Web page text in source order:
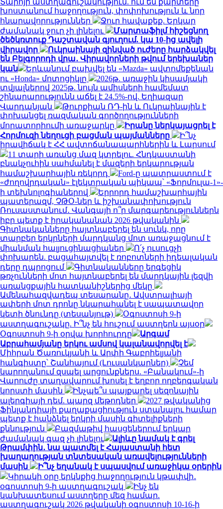
խոստանում հաջողություն, փոփոխություն և նոր
հնարավորություններ
Ջուր հավաքեք. Երկար
ժամանակ ջուր չի լինելու
Մարտաֆիլմ հիշեցնող
ծեծկռտուք Դաշտավան գյուղում. կա 10-ից ավելի
վիրավոր
Ուկրաինայի զինված ուժերը հարձակվել
են Բելգորոդի վրա․ Վիրավորների թվում երեխաներ
կան
Երևանում բախվել են «Mazda» ավտոմեքենան
ու «Honda» մոտոցիկլը
2026թ. առաջին կիսամյակի
տվյալներով 2025թ. նույն ամիսների համեմատ
շինարարությունն աճել է 24.5%-ով. Եղիազար
Վարդանյան
Թուրքիան ՌԴ-ին և Ուկրաինային է
փոխանցել ռազմական գործողությունների
մորատորիումի առաջարկը
Իրանը ներկայացրել է
Հորմուզի նեղուցի բացման պայմանները
Ի՞նչ
իրավիճակ է ՀՀ ավտոճանապարհներին և Լարսում
11 տարի առանց մազ կտրելու. Հնդկաստանի
բնակչուհին սահմանել է մազերի երկարության
համաշխարհային ռեկորդ
Ford-ը պատրաստում է
«ժողովրդական» էլեկտրական պիկապ՝ «Ֆորմուլա-1»-
ի տեխնոլոգիաներով
Երրորդ համաշխարհային
պատերազմ, ՉԹՕ-ներ և իշխանափոխություն
Ռուսաստանում․ Վանգայի ո՞ր մարգարեություններն
իբր պետք է իրականանան 2026 թվականին
Գիտնականները հայտնաբերել են սունկ, որը
տարբեր երկրների մարդկանց մոտ առաջացնում է
միանման հալյուցինացիաներ
Ո՛չ ուսուցչի
փոխարեն. բացահայտվել է ռոբոտների իդեալական
դերը դպրոցում
Գիտնականները երգեցիկ
թռչունների մոտ հայտնաբերել են մարդկային լեզվի
առանցքային հատկանիշներից մեկը
Ամենահազվադեպ տեսարանը․ Ավստրալիայի
ափերի մոտ դրոնը նկարահանել է սապատավոր
կետի ծնունդը (տեսանյութ)
Օգոստոսի 9-ի
աստղագուշակը. Ի՞նչ են հուշում աստղերն այսօր
Օգոստոսի 9-ի օրվա խորհուրդը
Արգամ
Աբրահամյանը երկու ամսով կալանավորվել է
Միհրան Ծառուկյանի և Արփի Գաբրիելյանի
հանգիստը՝ Շանհայում (Լուսանկարներ)
Չեմ
կարողանում զսպել արցունքներս. «Բանակում»-ի
Վարուժը տաղավարում խոսել է եղբոր ողբերգական
կորստի մասին
Ինչպե՞ս պայքարել սեզոնային
ալերգիայի դեմ. պարզ մեթոդներ
2027 թվականից
Ֆինլանդիայի քաղաքացիություն ստանալու համար
պետք է հանձնել երկրի մասին գիտելիքների
քննություն
Բազմաթիվ հասցեներում երկար
ժամանակ գազ չի լինելու
Ալիևը նամակ է գրել
Թրամփին․ նա պատմել է Հայաստանի հետ
խաղաղության տնտեսական առավելությունների
մասին
Ի՞նչ եղանակ է սպասվում առաջիկա օրերին
Կիրակի օրը երկնքից հաջողություն կթափվի․
օգոստոսի 9-ի աստղագուշակ
Ինչ են
կանխատեսում աստղերը մեզ համար.
աստղագուշակ 2026 թվականի օգոստոսի 10-16-ի